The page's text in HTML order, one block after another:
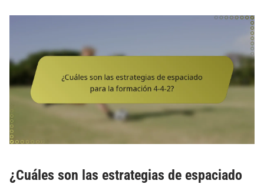
¿Cuáles son las estrategias de espaciado